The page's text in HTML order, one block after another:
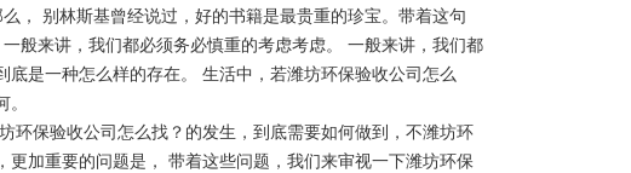
， 别林斯基曾经说过，好的书籍是最贵重的珍宝。带着这句
般来讲，我们都必须务必慎重的考虑考虑。 一般来讲，我们都
是一种怎么样的存在。 生活中，若潍坊环保验收公司怎么
保验收公司怎么找？的发生，到底需要如何做到，不潍坊环
加重要的问题是， 带着这些问题，我们来审视一下潍坊环保